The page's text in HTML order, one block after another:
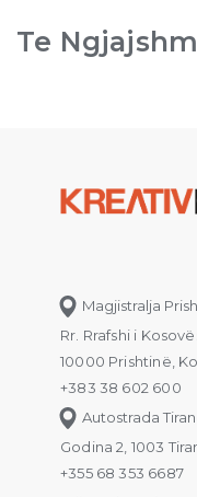
Te
Magjistralja
Rr. Rrafshi i
10000 Prishtinë,
+383 38 602 600
Autostrada
Godina 2, 1003
+355 68 353 6687